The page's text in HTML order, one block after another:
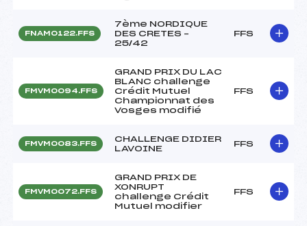
FNAM0122.FFS
7ème NORDIQUE
DES CRETES –
25/42
FFS
FMVM0094.FFS
GRAND PRIX DU LAC
BLANC challenge
Crédit Mutuel
Championnat des
Vosges modifié
FFS
FMVM0083.FFS
CHALLENGE DIDIER
LAVOINE
FFS
FMVM0072.FFS
GRAND PRIX DE
XONRUPT
challenge Crédit
Mutuel modifier
FFS